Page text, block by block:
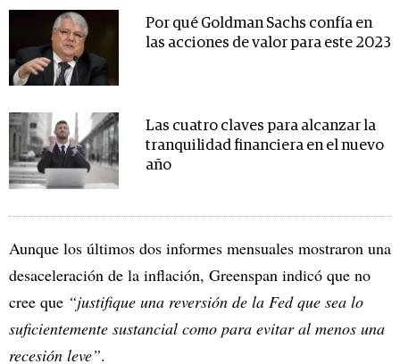
Por qué Goldman Sachs confía en
las acciones de valor para este 2023
Las cuatro claves para alcanzar la
tranquilidad financiera en el nuevo
año
Aunque los últimos dos informes mensuales mostraron una
desaceleración de la inflación, Greenspan indicó que no
cree que “justifique una reversión de la Fed que sea lo
suficientemente sustancial como para evitar al menos una
recesión leve”.